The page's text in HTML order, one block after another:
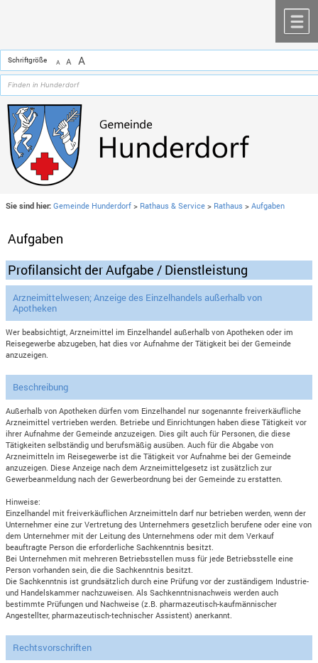
Schriftgröße A A A
Sie sind hier: Gemeinde Hunderdorf > Rathaus & Service > Rathaus >Aufgaben
Aufgaben
Profilansicht der Aufgabe / Dienstleistung
Arzneimittelwesen; Anzeige des Einzelhandels außerhalb von
Apotheken
Wer beabsichtigt, Arzneimittel im Einzelhandel außerhalb von Apotheken oder im
Reisegewerbe abzugeben, hat dies vor Aufnahme der Tätigkeit bei der Gemeinde
anzuzeigen.
Beschreibung
Außerhalb von Apotheken dürfen vom Einzelhandel nur sogenannte freiverkäufliche
Arzneimittel vertrieben werden. Betriebe und Einrichtungen haben diese Tätigkeit vor
ihrer Aufnahme der Gemeinde anzuzeigen. Dies gilt auch für Personen, die diese
Tätigkeiten selbständig und berufsmäßig ausüben. Auch für die Abgabe von
Arzneimitteln im Reisegewerbe ist die Tätigkeit vor Aufnahme bei der Gemeinde
anzuzeigen. Diese Anzeige nach dem Arzneimittelgesetz ist zusätzlich zur
Gewerbeanmeldung nach der Gewerbeordnung bei der Gemeinde zu erstatten.
Hinweise:
Einzelhandel mit freiverkäuflichen Arzneimitteln darf nur betrieben werden, wenn der
Unternehmer eine zur Vertretung des Unternehmers gesetzlich berufene oder eine von
dem Unternehmer mit der Leitung des Unternehmens oder mit dem Verkauf
beauftragte Person die erforderliche Sachkenntnis besitzt.
Bei Unternehmen mit mehreren Betriebsstellen muss für jede Betriebsstelle eine
Person vorhanden sein, die die Sachkenntnis besitzt.
Die Sachkenntnis ist grundsätzlich durch eine Prüfung vor der zuständigem Industrie-
und Handelskammer nachzuweisen. Als Sachkenntnisnachweis werden auch
bestimmte Prüfungen und Nachweise (z.B. pharmazeutisch-kaufmännischer
Angestellter, pharmazeutisch-technischer Assistent) anerkannt.
Rechtsvorschriften